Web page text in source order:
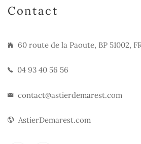
Contact
60 route de la Paoute, BP 51002,
04 93 40 56 56
contact@astierdemarest.com
AstierDemarest.com